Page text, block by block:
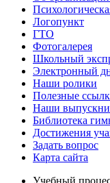
Логопункт
ГТО
Фотогалерея
Школьный
Электронный
Наши ролики
Полезные
Наши
Библиотека
Достижения
Задать вопрос
Карта сайта